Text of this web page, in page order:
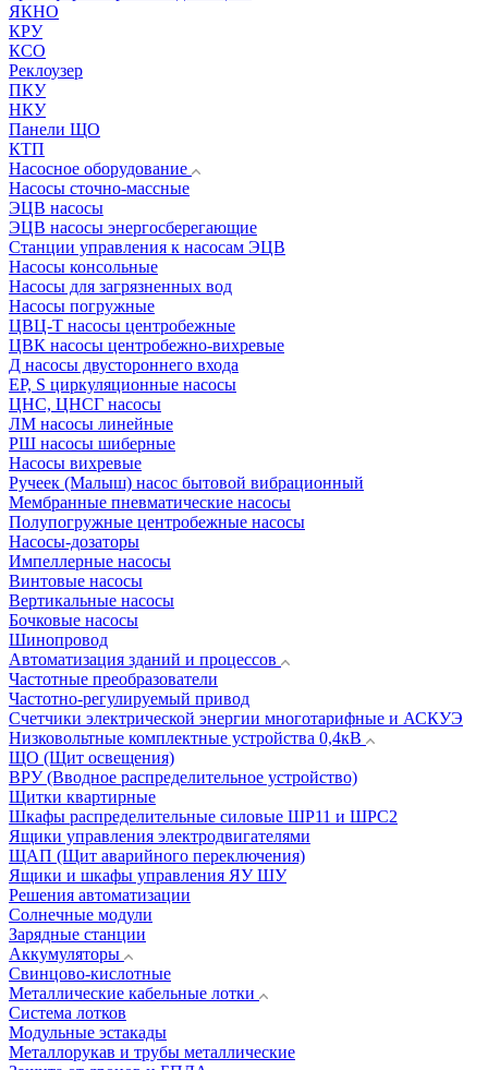
ЯКНО
КРУ
КСО
Реклоузер
ПКУ
НКУ
Панели ЩО
КТП
Насосное оборудование
Насосы сточно-массные
ЭЦВ насосы
ЭЦВ насосы энергосберегающие
Станции управления к насосам ЭЦВ
Насосы консольные
Насосы для загрязненных вод
Насосы погружные
ЦВЦ-Т насосы центробежные
ЦВК насосы центробежно-вихревые
Д насосы двустороннего входа
EP, S циркуляционные насосы
ЦНС, ЦНСГ насосы
ЛМ насосы линейные
РШ насосы шиберные
Насосы вихревые
Ручеек (Малыш) насос бытовой вибрационный
Мембранные пневматические насосы
Полупогружные центробежные насосы
Насосы-дозаторы
Импеллерные насосы
Винтовые насосы
Вертикальные насосы
Бочковые насосы
Шинопровод
Автоматизация зданий и процессов
Частотные преобразователи
Частотно-регулируемый привод
Счетчики электрической энергии многотарифные и АСКУЭ
Низковольтные комплектные устройства 0,4кВ
ЩО (Щит освещения)
ВРУ (Вводное распределительное устройство)
Щитки квартирные
Шкафы распределительные силовые ШР11 и ШРС2
Ящики управления электродвигателями
ЩАП (Щит аварийного переключения)
Ящики и шкафы управления ЯУ ШУ
Решения автоматизации
Солнечные модули
Зарядные станции
Аккумуляторы
Свинцово-кислотные
Металлические кабельные лотки
Система лотков
Модульные эстакады
Металлорукав и трубы металлические